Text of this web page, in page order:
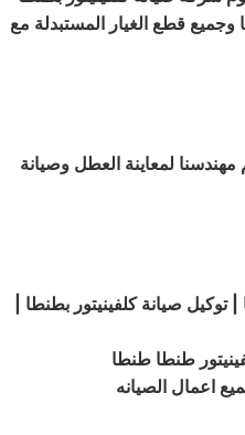
وجميع قطع الغيار المستبدلة مع
لمعاينة العطل وصيانة
| توكيل صيانة كلفينيتور بطنطا |
طنطا طنطا
اعمال الصيانه